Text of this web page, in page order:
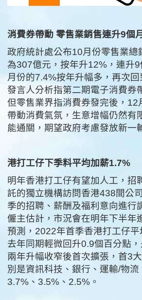
消費券帶動 零售業銷售連升9個月
政府統計處公布10月份零售業總
為307億元，按年升12%，連升
月份的7.4%按年升幅多，再次
發言人分析指第二期電子消費券
但零售業界指消費券發完後，12
帶動消費氣氛，生意增幅仍然有
能通關，期望政府考慮發放新一
港打工仔下季料平均加薪1.7%
明年香港打工仔有望加人工，招
託的獨立機構訪問香港438間公
季的招聘、薪酬及福利意向進行
僱主估計，市況會在明年下半年
預測，2022年首季香港打工仔
去年同期輕微回升0.9個百分點
兩年升幅收窄後首次擴張，首3
別是資訊科技、銀行、運輸/物流
3.7%、3.5%、2.5%。